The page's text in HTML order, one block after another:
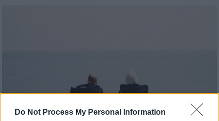
Do Not Process My Personal Information